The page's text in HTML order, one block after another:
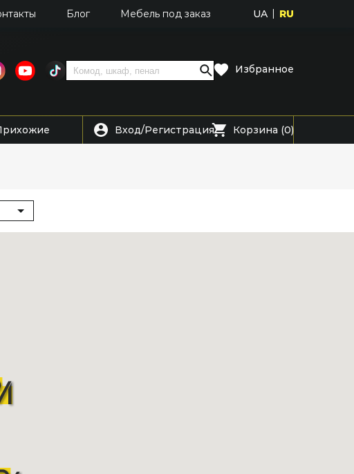
Блог Мебель под заказ UA RU
Избранное
Вход/Регистрация Корзина (0)